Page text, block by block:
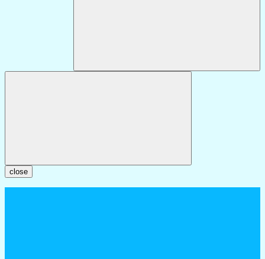
close